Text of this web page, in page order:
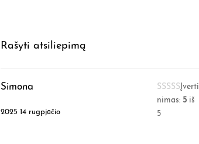
Rašyti atsiliepimą
Simona
2025 14 rugpjūčio
Įverti
nimas: 5 iš
5